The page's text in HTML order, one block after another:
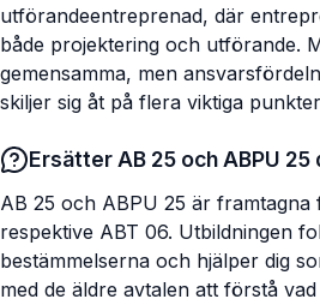
utförandeentreprenad, där
både projektering och utförande.
gemensamma, men
skiljer sig åt på flera viktiga
Ersätter AB 25 och ABPU
AB 25 och ABPU 25 är
respektive ABT 06. Utbildningen
bestämmelserna och hjälper dig
med de äldre avtalen att förstå